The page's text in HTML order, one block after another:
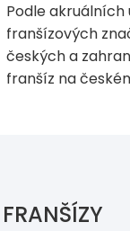
Podle akruálních
franšízových
českých a
franšíz na